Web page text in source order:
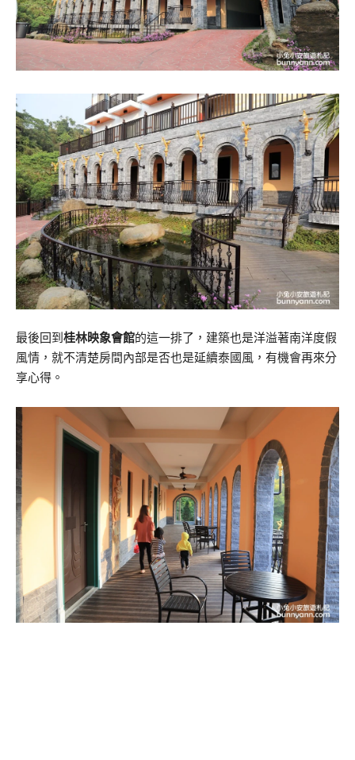
最後回到 桂林映象會館的這一排了，建築也是洋溢著南洋度假
風情，就不清楚房間內部是否也是延續泰國風，有機會再來分
享心得。